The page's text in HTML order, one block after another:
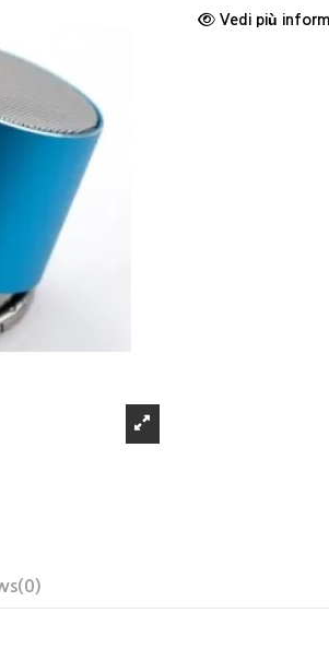
Vedi più
(0)